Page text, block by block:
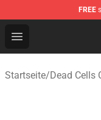
FREE
Open menu
Dead Cells
Startseite/Dead Cells